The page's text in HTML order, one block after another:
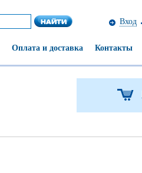
Вход
Оплата и доставка Контакты